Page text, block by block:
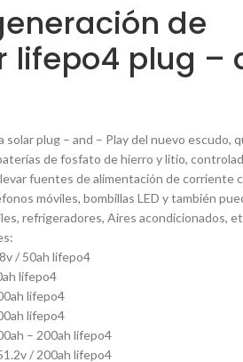
de
lifepo4 plug –
plug – and – Play del nuevo escudo,
de fosfato de hierro y litio,
fuentes de alimentación de corriente
móviles, bombillas LED y también
refrigeradores, Aires acondicionados,
/ 50ah lifepo4
lifepo4
lifepo4
lifepo4
– 200ah lifepo4
/ 200ah lifepo4